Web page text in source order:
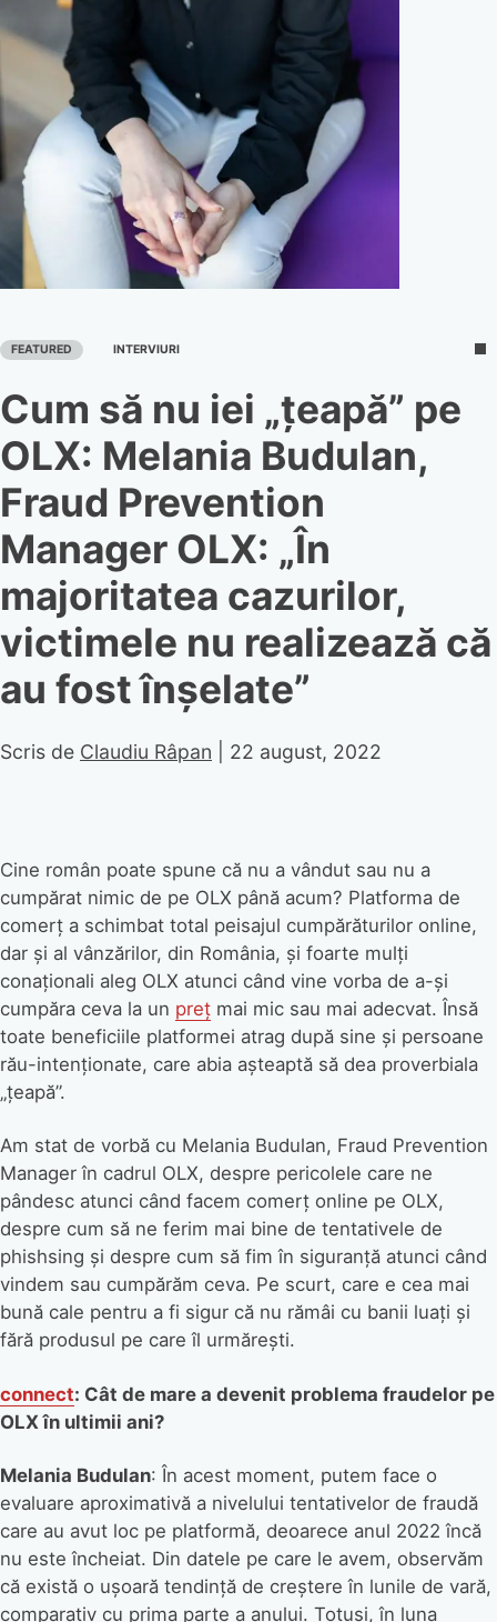
FEATURED INTERVIURI
Cum să nu iei „țeapă” pe
OLX: Melania Budulan,
Fraud Prevention
Manager OLX: „În
majoritatea cazurilor,
victimele nu realizează că
au fost înșelate”
Scris de Claudiu Râpan 22 august, 2022
Cine român poate spune că nu a vândut sau nu a
cumpărat nimic de pe OLX până acum? Platforma de
comerț a schimbat total peisajul cumpărăturilor online,
dar și al vânzărilor, din România, și foarte mulți
conaționali aleg OLX atunci când vine vorba de a-și
cumpăra ceva la un preț mai mic sau mai adecvat. Însă
toate beneficiile platformei atrag după sine și persoane
rău-intenționate, care abia așteaptă să dea proverbiala
„țeapă”.
Am stat de vorbă cu Melania Budulan, Fraud Prevention
Manager în cadrul OLX, despre pericolele care ne
pândesc atunci când facem comerț online pe OLX,
despre cum să ne ferim mai bine de tentativele de
phishsing și despre cum să fim în siguranță atunci când
vindem sau cumpărăm ceva. Pe scurt, care e cea mai
bună cale pentru a fi sigur că nu rămâi cu banii luați și
fără produsul pe care îl urmărești.
connect: Cât de mare a devenit problema fraudelor pe
OLX în ultimii ani?
Melania Budulan: În acest moment, putem face o
evaluare aproximativă a nivelului tentativelor de fraudă
care au avut loc pe platformă, deoarece anul 2022 încă
nu este încheiat. Din datele pe care le avem, observăm
că există o ușoară tendință de creștere în lunile de vară,
comparativ cu prima parte a anului. Totuși, în luna